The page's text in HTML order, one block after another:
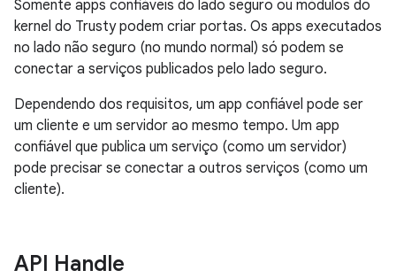
Somente apps confiáveis do lado seguro ou módulos do
kernel do Trusty podem criar portas. Os apps executados
no lado não seguro (no mundo normal) só podem se
conectar a serviços publicados pelo lado seguro.
Dependendo dos requisitos, um app confiável pode ser
um cliente e um servidor ao mesmo tempo. Um app
confiável que publica um serviço (como um servidor)
pode precisar se conectar a outros serviços (como um
cliente).
API Handle